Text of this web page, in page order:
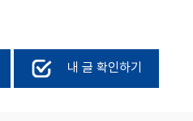
내 글 확인하기